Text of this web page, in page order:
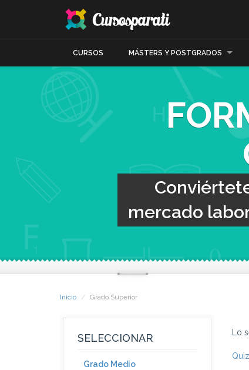
CURSOS MÁSTERS Y POSTGRADOS
mercado
Inicio Grado Superior
SELECCIONAR
Grado Medio
Lo